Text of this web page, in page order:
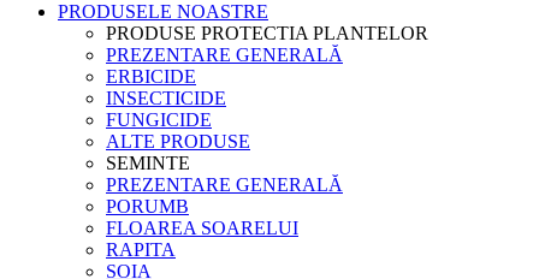
PRODUSELE NOASTRE
PRODUSE PROTECTIA PLANTELOR
PREZENTARE GENERALĂ
ERBICIDE
INSECTICIDE
FUNGICIDE
ALTE PRODUSE
SEMINTE
PREZENTARE GENERALĂ
PORUMB
FLOAREA SOARELUI
RAPITA
SOIA